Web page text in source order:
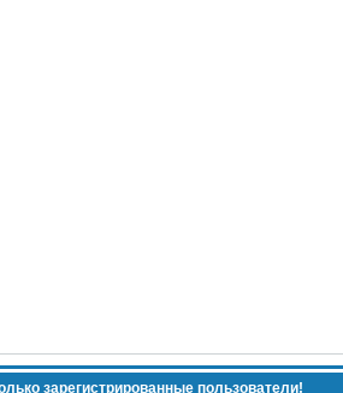
зарегистрированные пользователи!